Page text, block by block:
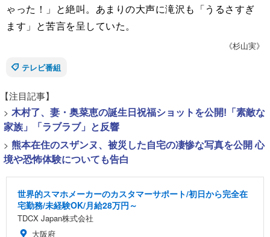
ゃった！」と絶叫。あまりの大声に滝沢も「うるさすぎ
ます」と苦言を呈していた。
《杉山実》
テレビ番組
【注目記事】
> 木村了、妻・奥菜恵の誕生日祝福ショットを公開!「素敵な
家族」「ラブラブ」と反響
> 熊本在住のスザンヌ、被災した自宅の凄惨な写真を公開 心
境や恐怖体験についても告白
世界的スマホメーカーのカスタマーサポート/初日から完全在
宅勤務/未経験OK/月給28万円～
TDCX Japan株式会社
大阪府